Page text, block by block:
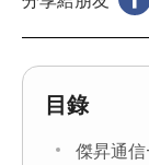
目錄
傑昇通